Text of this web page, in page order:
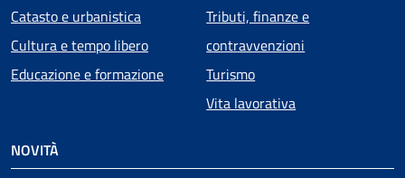
Catasto e urbanistica
Cultura e tempo libero
Educazione e formazione
Tributi, finanze e
contravvenzioni
Turismo
Vita lavorativa
NOVITÀ